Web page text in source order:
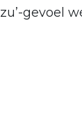
gevoel